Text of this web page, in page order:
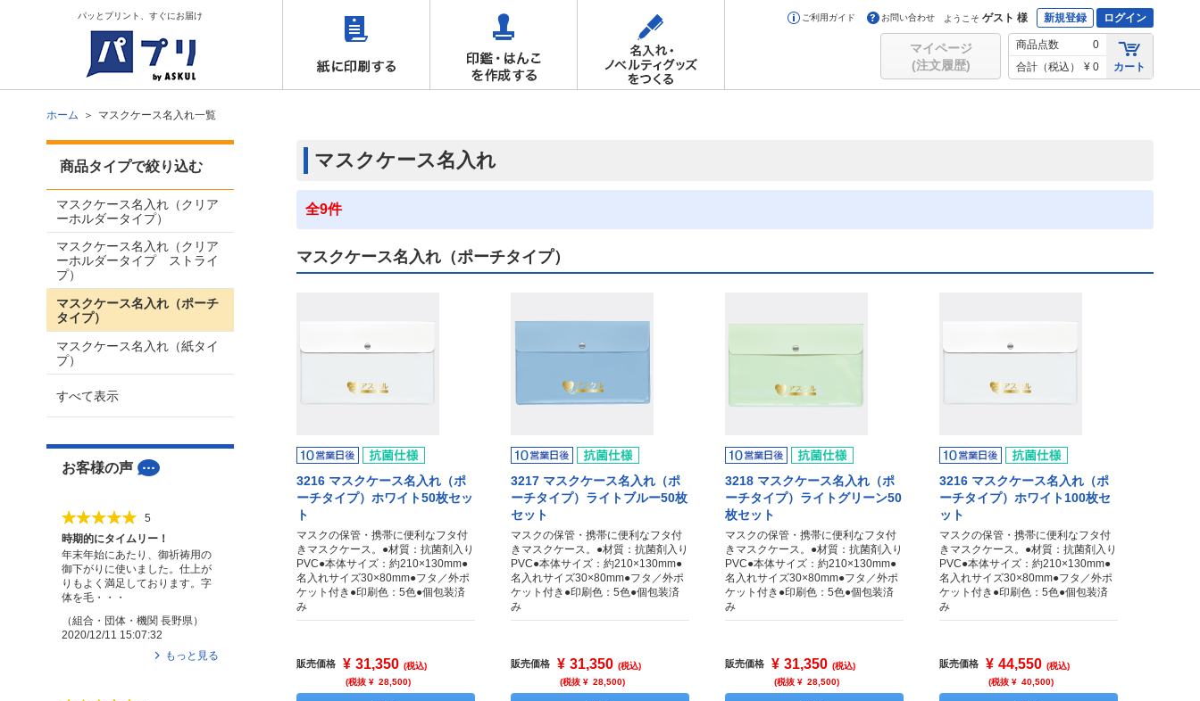
パッとプリント、すぐにお届け ご利用ガイド お問い合わせ ようこそ ゲスト 様 新規登録 ログイン
マイページ
(注文履歴)
商品点数
0
合計（税込）
¥ 0 カート
ホーム マスクケース名入れ一覧
マスクケース名入れ
全9件
マスクケース名入れ（ポーチタイプ）
3216 マスクケース名入れ（ポ
ーチタイプ）ホワイト50枚セッ
ト
マスクの保管・携帯に便利なフタ付
きマスクケース。●材質：抗菌剤入り
PVC●本体サイズ：約210×130mm●
名入れサイズ30×80mm●フタ／外ポ
ケット付き●印刷色：5色●個包装済
み
販売価格 ¥ 31,350 (税込)
(税抜 ¥ 28,500)
3217 マスクケース名入れ（ポ
ーチタイプ）ライトブルー50枚
セット
マスクの保管・携帯に便利なフタ付
きマスクケース。●材質：抗菌剤入り
PVC●本体サイズ：約210×130mm●
名入れサイズ30×80mm●フタ／外ポ
ケット付き●印刷色：5色●個包装済
み
販売価格 ¥ 31,350 (税込)
(税抜 ¥ 28,500)
3218 マスクケース名入れ（ポ
ーチタイプ）ライトグリーン50
枚セット
マスクの保管・携帯に便利なフタ付
きマスクケース。●材質：抗菌剤入り
PVC●本体サイズ：約210×130mm●
名入れサイズ30×80mm●フタ／外ポ
ケット付き●印刷色：5色●個包装済
み
販売価格 ¥ 31,350 (税込)
(税抜 ¥ 28,500)
3216 マスクケース名入れ（ポ
ーチタイプ）ホワイト100枚セ
ット
マスクの保管・携帯に便利なフタ付
きマスクケース。●材質：抗菌剤入り
PVC●本体サイズ：約210×130mm●
名入れサイズ30×80mm●フタ／外ポ
ケット付き●印刷色：5色●個包装済
み
販売価格 ¥ 44,550 (税込)
(税抜 ¥ 40,500)
商品タイプで絞り込む
マスクケース名入れ（クリア
ーホルダータイプ）
マスクケース名入れ（クリア
ーホルダータイプ ストライ
プ）
マスクケース名入れ（ポーチ
タイプ）
マスクケース名入れ（紙タイ
プ）
すべて表示
お客様の声
5
時期的にタイムリー！
年末年始にあたり、御祈祷用の
御下がりに使いました。仕上が
りもよく満足しております。字
体を毛・・・
（組合・団体・機関 長野県 ）
2020/12/11 15:07:32
もっと見る